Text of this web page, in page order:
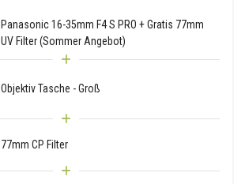
Panasonic 16-35mm F4 S PRO + Gratis 77mm
UV Filter (Sommer Angebot)
Objektiv Tasche - Groß
77mm CP Filter